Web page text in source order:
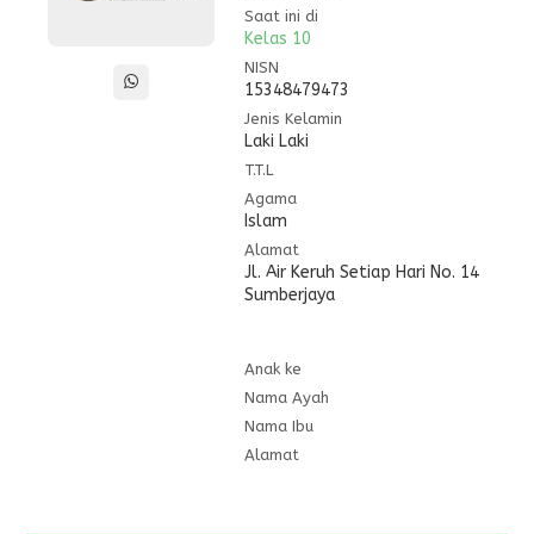
Saat ini di
Kelas 10
NISN
15348479473
Jenis Kelamin
Laki Laki
T.T.L
Agama
Islam
Alamat
Jl. Air Keruh Setiap Hari No. 14
Sumberjaya
Anak ke
Nama Ayah
Nama Ibu
Alamat